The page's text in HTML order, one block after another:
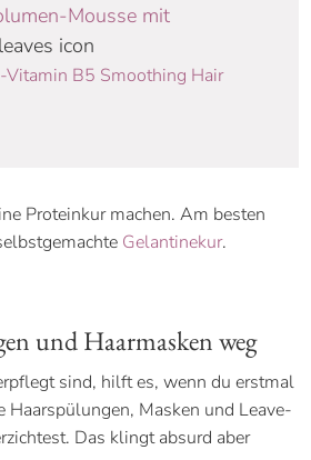
Mousse mit
leaves icon
Vitamin B5 Smoothing Hair
Proteinkur machen. Am besten
Gelantinekur.
und Haarmasken weg
sind, hilft es, wenn du erstmal
Haarspülungen, Masken und Leave-
Das klingt absurd aber